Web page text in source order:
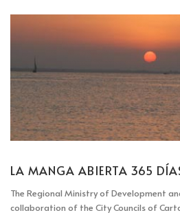
LA MANGA ABIERTA 365
The Regional Ministry of Development
collaboration of the City Councils of